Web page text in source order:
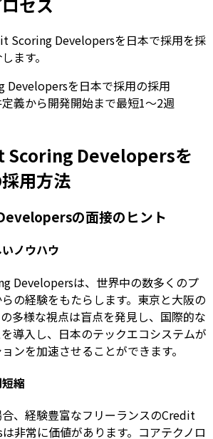
Scoring Developersを日本で採用を採
ます。
Developersを日本で採用の採用
義から開発開始まで最短1〜2週
Scoring Developersを
用方法
の面接のヒント
ノウハウ
Developersは、世界中の数多くのプ
の経験をもたらします。東京と大阪の
多様な視点は盲点を発見し、国際的な
導入し、日本のテックエコシステムが
ンを加速させることができます。
縮
、経験豊富なフリーランスのCredit
非常に価値があります。コアテクノロ